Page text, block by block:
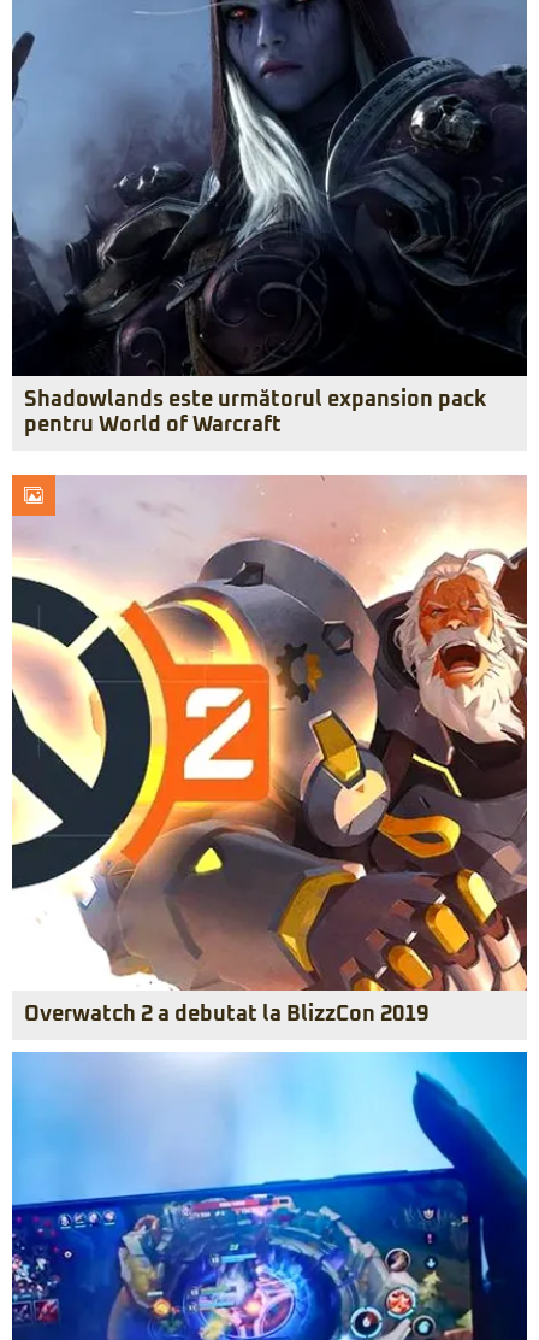
Shadowlands este următorul expansion pack
pentru World of Warcraft
Overwatch 2 a debutat la BlizzCon 2019